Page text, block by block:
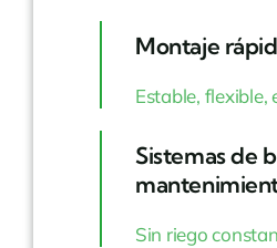
Montaje
Estable, flexible,
Sistemas de
Sin riego